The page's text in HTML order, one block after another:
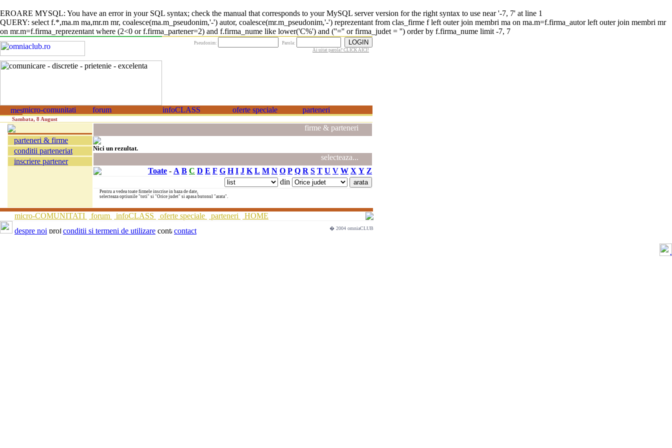
EROARE MYSQL: You have an error in your SQL syntax; check the manual that corresponds to your MySQL server version for the right syntax to use near '-7, 7' at line 1
QUERY: select f.*,ma.m ma,mr.m mr, coalesce(ma.m_pseudonim,'-') autor, coalesce(mr.m_pseudonim,'-') reprezentant from clas_firme f left outer join membri ma on ma.m=f.firma_autor left outer join membri mr
on mr.m=f.firma_reprezentant where (2<0 or f.firma_partener=2) and f.firma_nume like lower('C%') and (''='' or firma_judet = '') order by f.firma_nume limit -7, 7
Pseudonim:
Parola:
Ai uitat parola? CLICK AICI!
Sambata, 8 August
parteneri & firme
conditii parteneriat
inscriere partener
firme & parteneri
Nici un rezultat.
selecteaza...
Toate - A B C D E F G H I J K L M N O P Q R S T U V W X Y Z
din
Pentru a vedea toate firmele inscrise in baza de date,
selecteaza optiunile "toti" si "Orice judet" si apasa butonul "arata".
micro-COMUNITATI forum infoCLASS oferte speciale parteneri
HOME
despre noi
conditii si termeni de utilizare contact � 2004 omniaCLUB